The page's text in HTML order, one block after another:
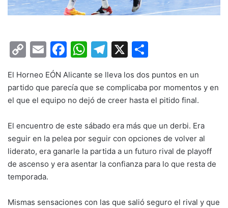
C
p
y
n
k
E
m
ai
l
F
c
e
o
o
k
W
at
s
p
p
T
e
gr
m
X
m
p
tir
El Horneo EÓN Alicante se lleva los dos puntos en un
partido que parecía que se complicaba por momentos y en
el que el equipo no dejó de creer hasta el pitido final.
El encuentro de este sábado era más que un derbi. Era
seguir en la pelea por seguir con opciones de volver al
liderato, era ganarle la partida a un futuro rival de playoff
de ascenso y era asentar la confianza para lo que resta de
temporada.
Mismas sensaciones con las que salió seguro el rival y que